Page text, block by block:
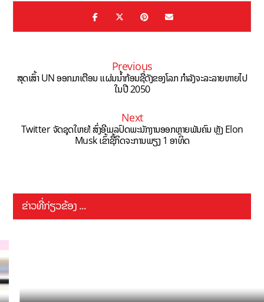
Previous
ສຸດເສົ້າ UN ອອກມາເຕືອນ ແຜ່ນນ້ຳກ້ອນຊື່ດັງຂອງໂລກ ກໍາລັງຈະລະລາຍຫາຍໄປ
ໃນປີ 2050
Next
Twitter ຈັດຊຸດໃຫຍ່! ສົ່ງອີເມລປົດພະນັກງານອອກຫຼາຍພັນຄົນ ຫຼັງ Elon
Musk ເຂົ້າຊື້ກິດຈະການພຽງ 1 ອາທິດ
ຂ່າວທີ່ກ່ຽວຂ້ອງ ...